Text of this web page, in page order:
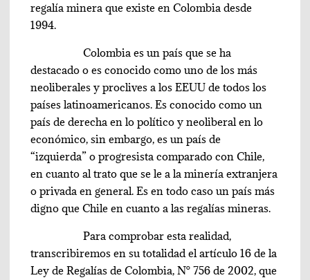
regalía minera que existe en Colombia desde
1994.
Colombia es un país que se ha
destacado o es conocido como uno de los más
neoliberales y proclives a los EEUU de todos los
países latinoamericanos. Es conocido como un
país de derecha en lo político y neoliberal en lo
económico, sin embargo, es un país de
“izquierda” o progresista comparado con Chile,
en cuanto al trato que se le a la minería extranjera
o privada en general. Es en todo caso un país más
digno que Chile en cuanto a las regalías mineras.
Para comprobar esta realidad,
transcribiremos en su totalidad el artículo 16 de la
Ley de Regalías de Colombia, N° 756 de 2002, que